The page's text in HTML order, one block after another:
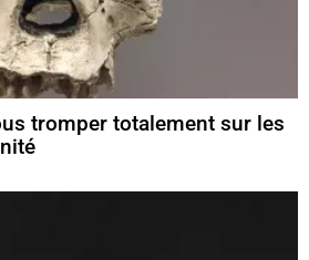
tromper totalement sur les